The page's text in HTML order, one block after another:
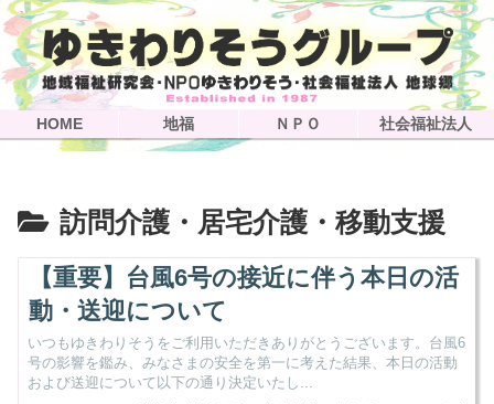
HOME 地福 ＮＰＯ 社会福祉法人
訪問介護・居宅介護・移動支援
【重要】台風6号の接近に伴う本日の活
動・送迎について
いつもゆきわりそうをご利用いただきありがとうございます。台風6
号の影響を鑑み、みなさまの安全を第一に考えた結果、本日の活動
および送迎について以下の通り決定いたし...